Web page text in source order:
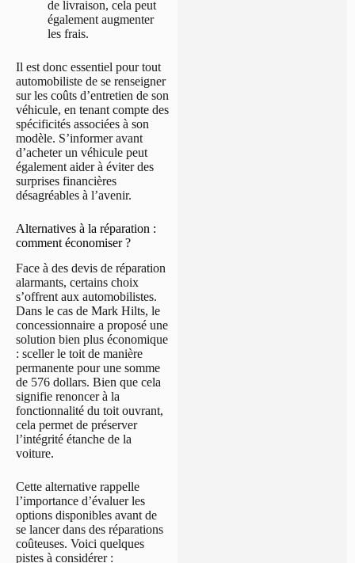
de livraison, cela peut
également augmenter
les frais.
Il est donc essentiel pour tout
automobiliste de se renseigner
sur les coûts d’entretien de son
véhicule, en tenant compte des
spécificités associées à son
modèle. S’informer avant
d’acheter un véhicule peut
également aider à éviter des
surprises financières
désagréables à l’avenir.
Alternatives à la réparation :
comment économiser ?
Face à des devis de réparation
alarmants, certains choix
s’offrent aux automobilistes.
Dans le cas de Mark Hilts, le
concessionnaire a proposé une
solution bien plus économique
: sceller le toit de manière
permanente pour une somme
de 576 dollars. Bien que cela
signifie renoncer à la
fonctionnalité du toit ouvrant,
cela permet de préserver
l’intégrité étanche de la
voiture.
Cette alternative rappelle
l’importance d’évaluer les
options disponibles avant de
se lancer dans des réparations
coûteuses. Voici quelques
pistes à considérer :